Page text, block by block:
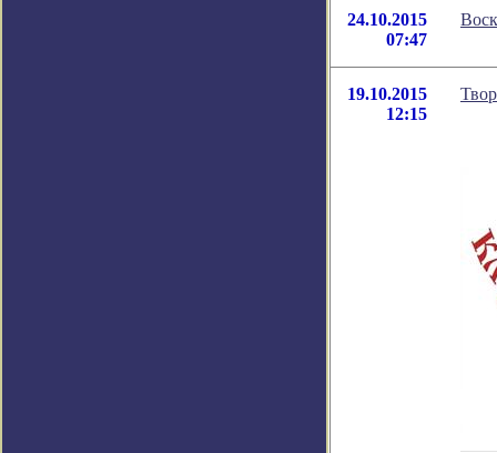
24.10.2015
07:47
19.10.2015
12:15